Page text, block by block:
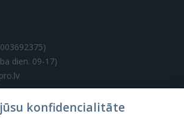
dien. 09-17)
konfidencialitāte